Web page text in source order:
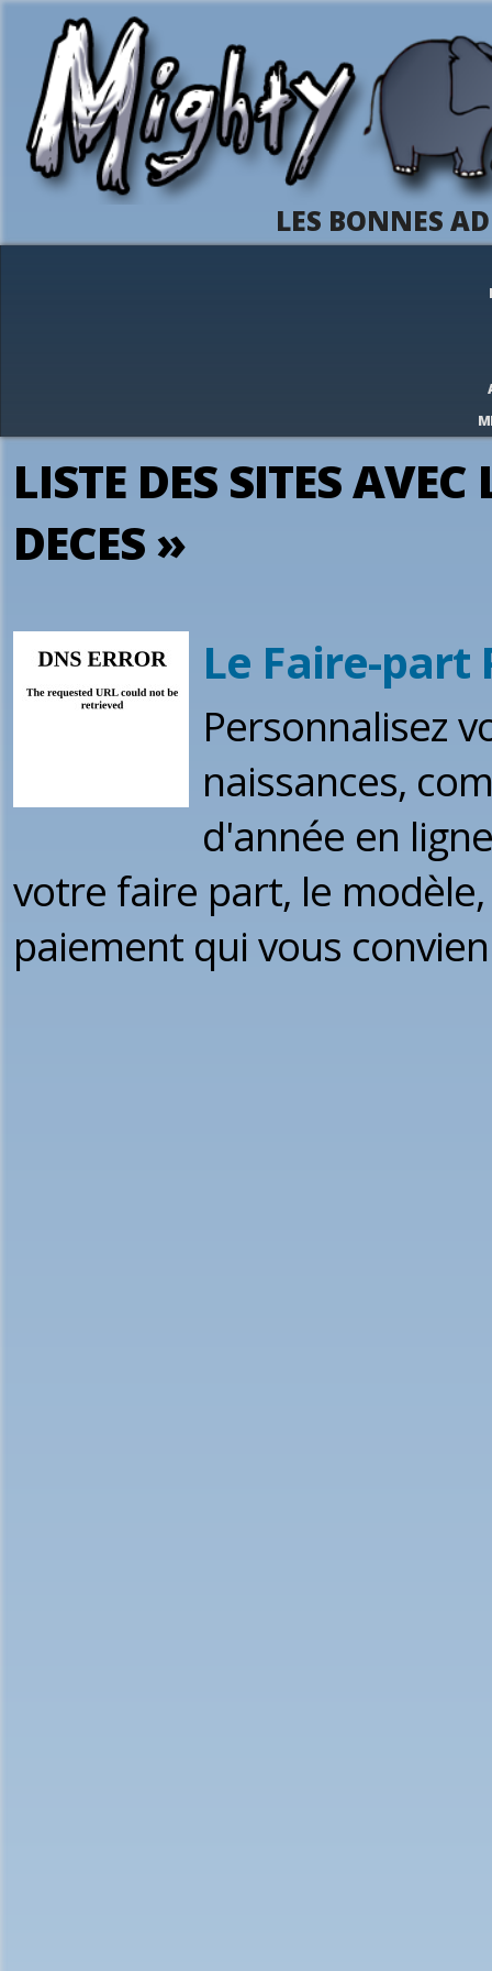
LES BONNES
LISTE DES SITES
DECES »
Le Faire-
Personnalisez
naissances,
d'année en
votre faire part, le
paiement qui vous